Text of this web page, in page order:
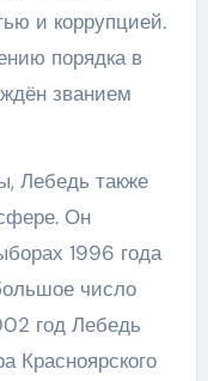
и коррупцией.
порядка в
званием
Лебедь также
Он
1996 года
число
год Лебедь
Красноярского